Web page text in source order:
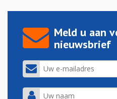
Meld u aan
nieuwsbrief